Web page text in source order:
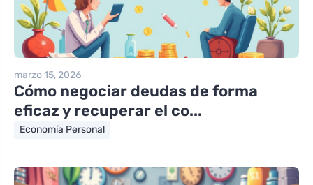
marzo 15, 2026
Cómo negociar deudas de forma
eficaz y recuperar el co...
Economía Personal